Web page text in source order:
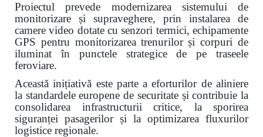
Proiectul prevede modernizarea sistemului de
monitorizare și supraveghere, prin instalarea de
camere video dotate cu senzori termici, echipamente
GPS pentru monitorizarea trenurilor și corpuri de
iluminat în punctele strategice de pe traseele
feroviare.
Această inițiativă este parte a eforturilor de aliniere
la standardele europene de securitate și contribuie la
consolidarea infrastructurii critice, la sporirea
siguranței pasagerilor și la optimizarea fluxurilor
logistice regionale.